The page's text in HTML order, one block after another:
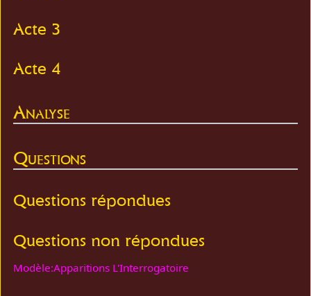
Acte 3
Acte 4
Analyse
Questions
Questions répondues
Questions non répondues
Modèle:Apparitions L'Interrogatoire